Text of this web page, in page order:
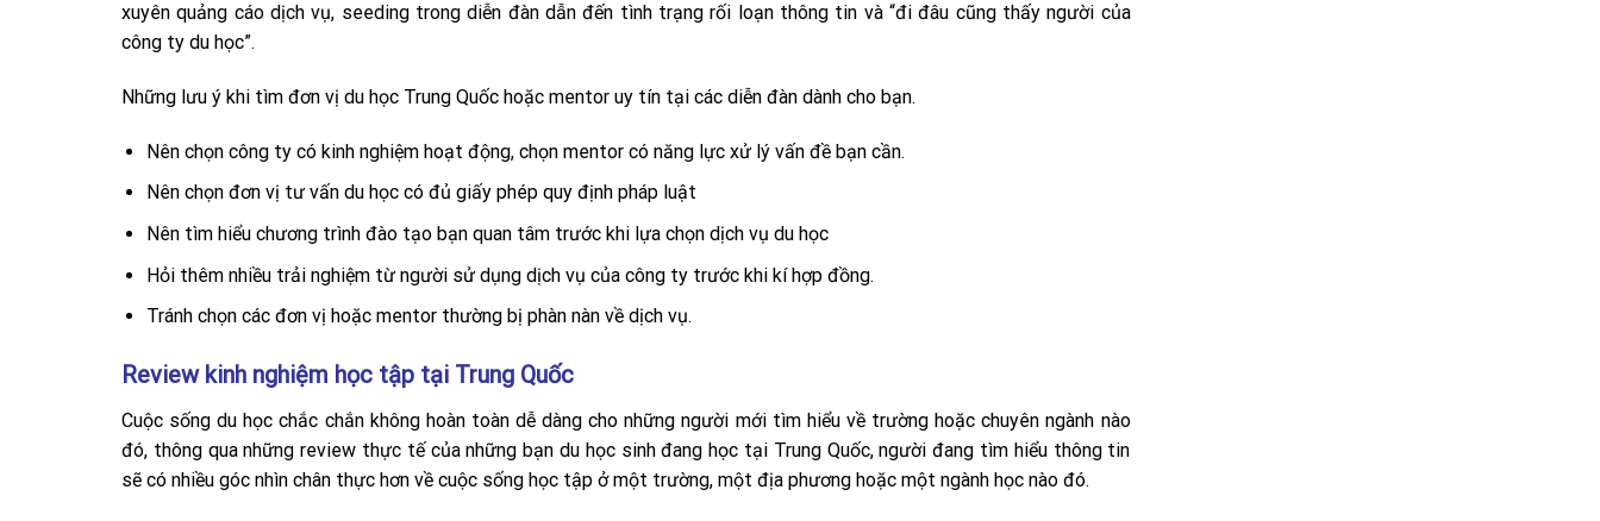
xuyên quảng cáo dịch vụ, seeding trong diễn đàn dẫn đến tình trạng rối loạn thông tin và “đi đâu cũng thấy người của
công ty du học”.
Những lưu ý khi tìm đơn vị du học Trung Quốc hoặc mentor uy tín tại các diễn đàn dành cho bạn.
Nên chọn công ty có kinh nghiệm hoạt động, chọn mentor có năng lực xử lý vấn đề bạn cần.
Nên chọn đơn vị tư vấn du học có đủ giấy phép quy định pháp luật
Nên tìm hiểu chương trình đào tạo bạn quan tâm trước khi lựa chọn dịch vụ du học
Hỏi thêm nhiều trải nghiệm từ người sử dụng dịch vụ của công ty trước khi kí hợp đồng.
Tránh chọn các đơn vị hoặc mentor thường bị phàn nàn về dịch vụ.
Review kinh nghiệm học tập tại Trung Quốc
Cuộc sống du học chắc chắn không hoàn toàn dễ dàng cho những người mới tìm hiểu về trường hoặc chuyên ngành nào
đó, thông qua những review thực tế của những bạn du học sinh đang học tại Trung Quốc, người đang tìm hiểu thông tin
sẽ có nhiều góc nhìn chân thực hơn về cuộc sống học tập ở một trường, một địa phương hoặc một ngành học nào đó.